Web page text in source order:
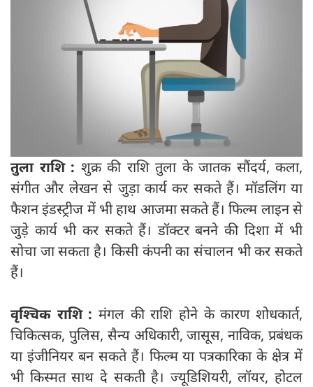
तुला राशि : शुक्र की राशि तुला के जातक सौंदर्य, कला,
संगीत और लेखन से जुड़ा कार्य कर सकते हैं। मॉडलिंग या
फैशन इंडस्ट्रीज में भी हाथ आजमा सकते हैं। फिल्म लाइन से
जुड़े कार्य भी कर सकते हैं। डॉक्टर बनने की दिशा में भी
सोचा जा सकता है। किसी कंपनी का संचालन भी कर सकते
हैं।
वृश्‍चिक राशि : मंगल की राशि होने के कारण शोधकार्त,
चिकित्सक, पुलिस, सैन्य अधिकारी, जासूस, नाविक, प्रबंधक
या इंजीनियर बन सकते हैं। फिल्म या पत्रकारिका के क्षेत्र में
भी किस्मत साथ दे सकती है। ज्यूडिशियरी, लॉयर, होटल